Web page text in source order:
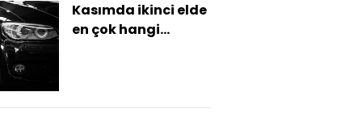
Kasımda ikinci elde
en çok hangi